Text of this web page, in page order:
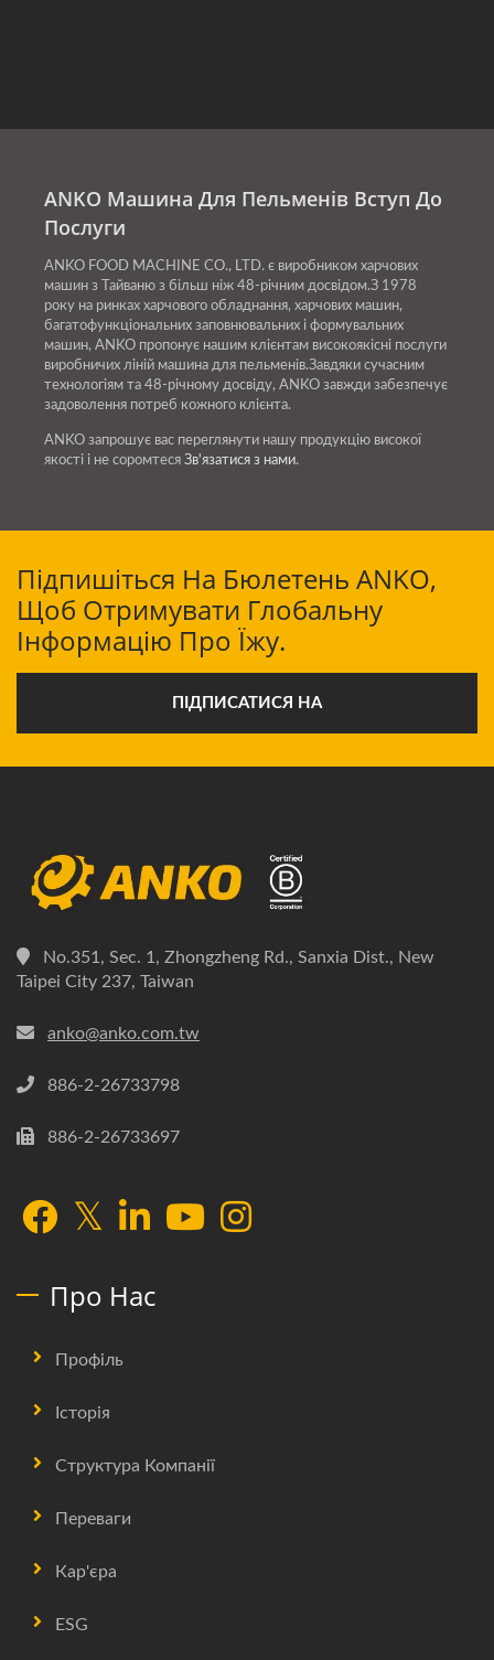
змінюватися, щоб
інноваційні гастрономічні
враження, які є
економічно ефективними,
і це надихнуло на появу
багатьох цікавих Поп-ап
ресторанів.
ANKO Машина Для Пельменів Вступ До
Послуги
ANKO FOOD MACHINE CO., LTD. є виробником харчових
машин з Тайваню з більш ніж 48-річним досвідом.З 1978
року на ринках харчового обладнання, харчових машин,
багатофункціональних заповнювальних і формувальних
машин, ANKO пропонує нашим клієнтам високоякісні послуги
виробничих ліній машина для пельменів.Завдяки сучасним
технологіям та 48-річному досвіду, ANKO завжди забезпечує
задоволення потреб кожного клієнта.
ANKO запрошує вас переглянути нашу продукцію високої
якості і не соромтеся Зв'язатися з нами.
Підпишіться На Бюлетень ANKO,
Щоб Отримувати Глобальну
Інформацію Про Їжу.
ПІДПИСАТИСЯ НА
No.351, Sec. 1, Zhongzheng Rd., Sanxia Dist., New
Taipei City 237, Taiwan
anko@anko.com.tw
886-2-26733798
886-2-26733697
Про Нас
Профіль
Історія
Структура Компанії
Переваги
Кар'єра
ESG